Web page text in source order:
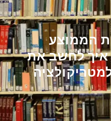
הממוצע
איך לחשב את